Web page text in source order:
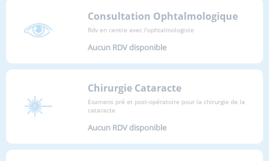
Consultation Ophtalmologique
Rdv en centre avec l'ophtalmologiste
Aucun RDV disponible
Chirurgie Cataracte
Examens pré et post-opératoire pour la chirurgie de la
cataracte
Aucun RDV disponible